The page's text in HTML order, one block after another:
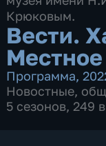
Крюковым.
Вести.
Программа,
Новостные,
5 сезонов, 249